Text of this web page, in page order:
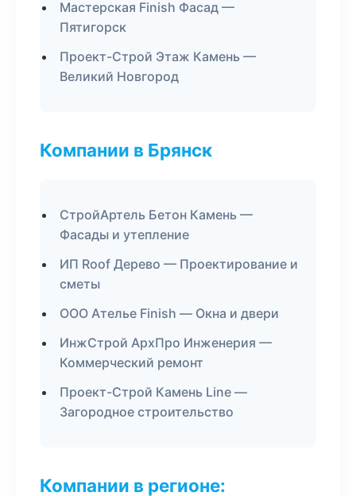
Мастерская Finish Фасад —
Пятигорск
Проект-Строй Этаж Камень —
Великий Новгород
Компании в Брянск
СтройАртель Бетон Камень —
Фасады и утепление
ИП Roof Дерево — Проектирование и
сметы
ООО Ателье Finish — Окна и двери
ИнжСтрой АрхПро Инженерия —
Коммерческий ремонт
Проект-Строй Камень Line —
Загородное строительство
Компании в регионе: